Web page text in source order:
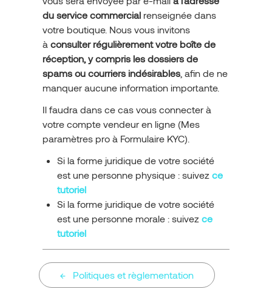
du service commercial renseignée dans
votre boutique. Nous vous invitons
à consulter régulièrement votre boîte de
réception, y compris les dossiers de
spams ou courriers indésirables , afin de ne
manquer aucune information importante.
Il faudra dans ce cas vous connecter à
votre compte vendeur en ligne (Mes
paramètres pro à Formulaire KYC).
Si la forme juridique de votre société
est une personne physique : suivez ce
tutoriel
Si la forme juridique de votre société
est une personne morale : suivez ce
tutoriel
Politiques et règlementation